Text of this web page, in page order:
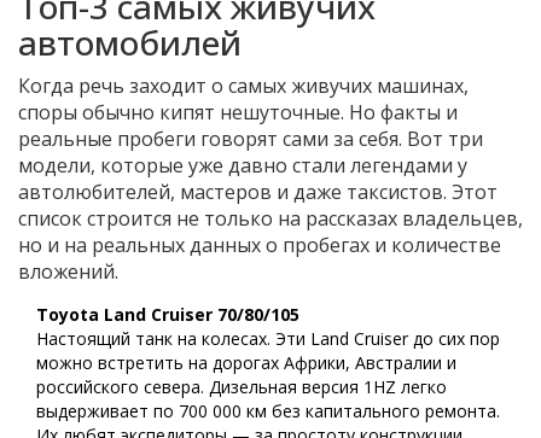
автомобилей
Когда речь заходит о самых живучих машинах,
споры обычно кипят нешуточные. Но факты и
реальные пробеги говорят сами за себя. Вот три
модели, которые уже давно стали легендами у
автолюбителей, мастеров и даже таксистов. Этот
список строится не только на рассказах владельцев,
но и на реальных данных о пробегах и количестве
вложений.
Toyota Land Cruiser 70/80/105
Настоящий танк на колесах. Эти Land Cruiser до сих пор
можно встретить на дорогах Африки, Австралии и
российского севера. Дизельная версия 1HZ легко
выдерживает по 700 000 км без капитального ремонта.